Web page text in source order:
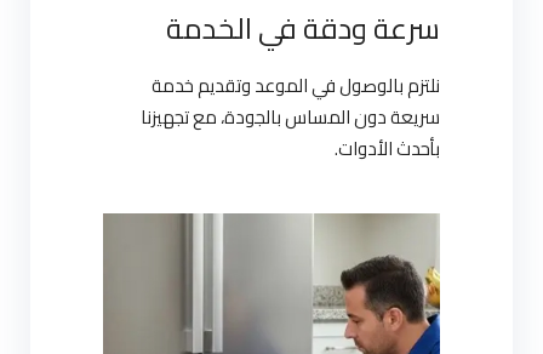
سرعة ودقة في الخدمة
نلتزم بالوصول في الموعد وتقديم خدمة
سريعة دون المساس بالجودة، مع تجهيزنا
بأحدث الأدوات.